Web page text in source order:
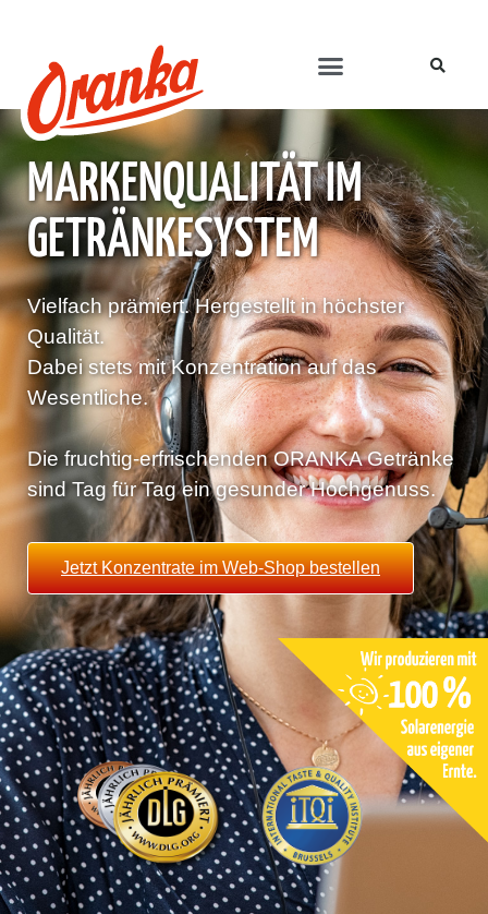
MARKENQUALITÄT IM
GETRÄNKESYSTEM
Vielfach prämiert. Hergestellt in höchster
Qualität.
Dabei stets mit Konzentration auf das
Wesentliche.
Die fruchtig-erfrischenden ORANKA Getränke
sind Tag für Tag ein gesunder Hochgenuss.
Jetzt Konzentrate im Web-Shop bestellen